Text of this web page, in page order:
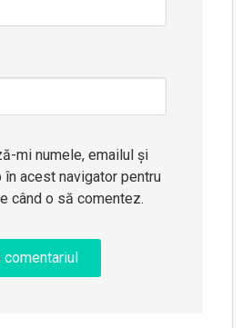
mi numele, emailul și
acest navigator pentru
când o să comentez.